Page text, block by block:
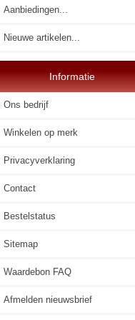
Aanbiedingen...
Nieuwe artikelen...
Informatie
Ons bedrijf
Winkelen op merk
Privacyverklaring
Contact
Bestelstatus
Sitemap
Waardebon FAQ
Afmelden nieuwsbrief